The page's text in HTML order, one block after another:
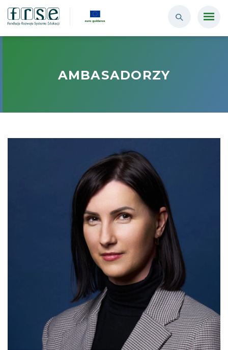
AMBASADORZY